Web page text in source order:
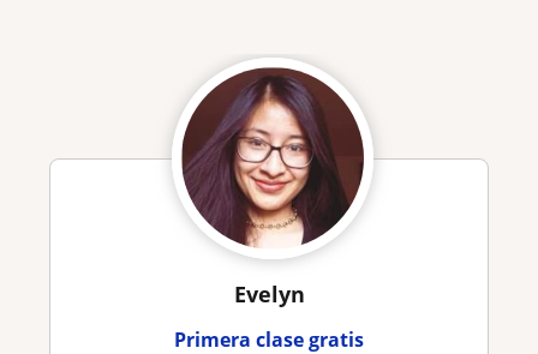
Evelyn
Primera clase gratis